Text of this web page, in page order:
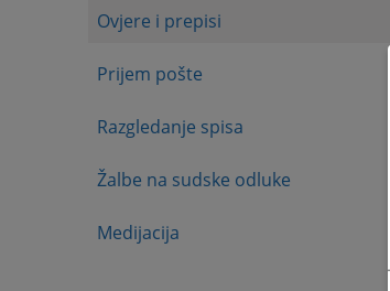
Ovjere i prepisi
Prijem pošte
Razgledanje spisa
Žalbe na sudske odluke
Medijacija